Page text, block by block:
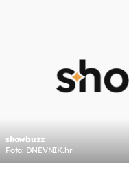
showbuzz
Foto: DNEVNIK.hr